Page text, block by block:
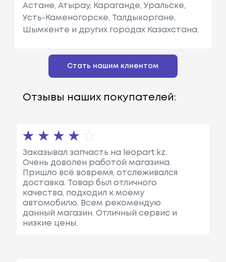
Астане, Атырау, Караганде, Уральске,
Усть-Каменогорске, Талдыкоргане,
Шымкенте и других городах Казахстана.
Стать нашим клиентом
Отзывы наших покупателей:
Заказывал запчасть на leopart.kz.
Очень доволен работой магазина.
Пришло всё вовремя, отслеживался
доставка. Товар был отличного
качества, подходил к моему
автомобилю. Всем рекомендую
данный магазин. Отличный сервис и
низкие цены.